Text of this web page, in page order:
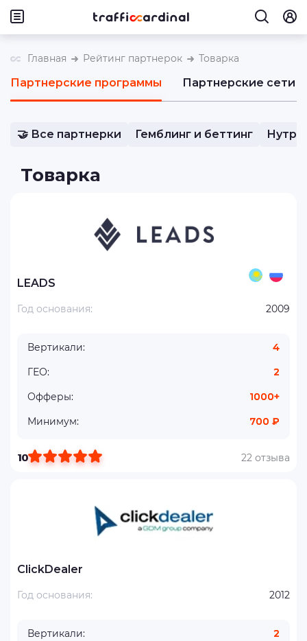
Главная Рейтинг партнерок Товарка
Партнерские программы Партнерские сети
🤝 Все партнерки Гемблинг и беттинг Нутра
Товарка
LEADS
Год основания: 2009
Вертикали:
4
ГЕО:
2
Офферы:
1000+
Минимум:
700 ₽
10 22 отзыва
ClickDealer
Год основания: 2012
Вертикали:
2